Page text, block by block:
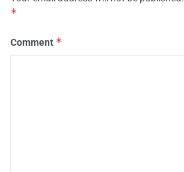
*
Comment *